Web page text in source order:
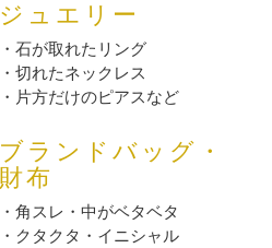
ジュエリー
石が取れたリング
切れたネックレス
片方だけのピアスなど
ブランドバッグ・
財布
角スレ・中がベタベタ
クタクタ・イニシャル